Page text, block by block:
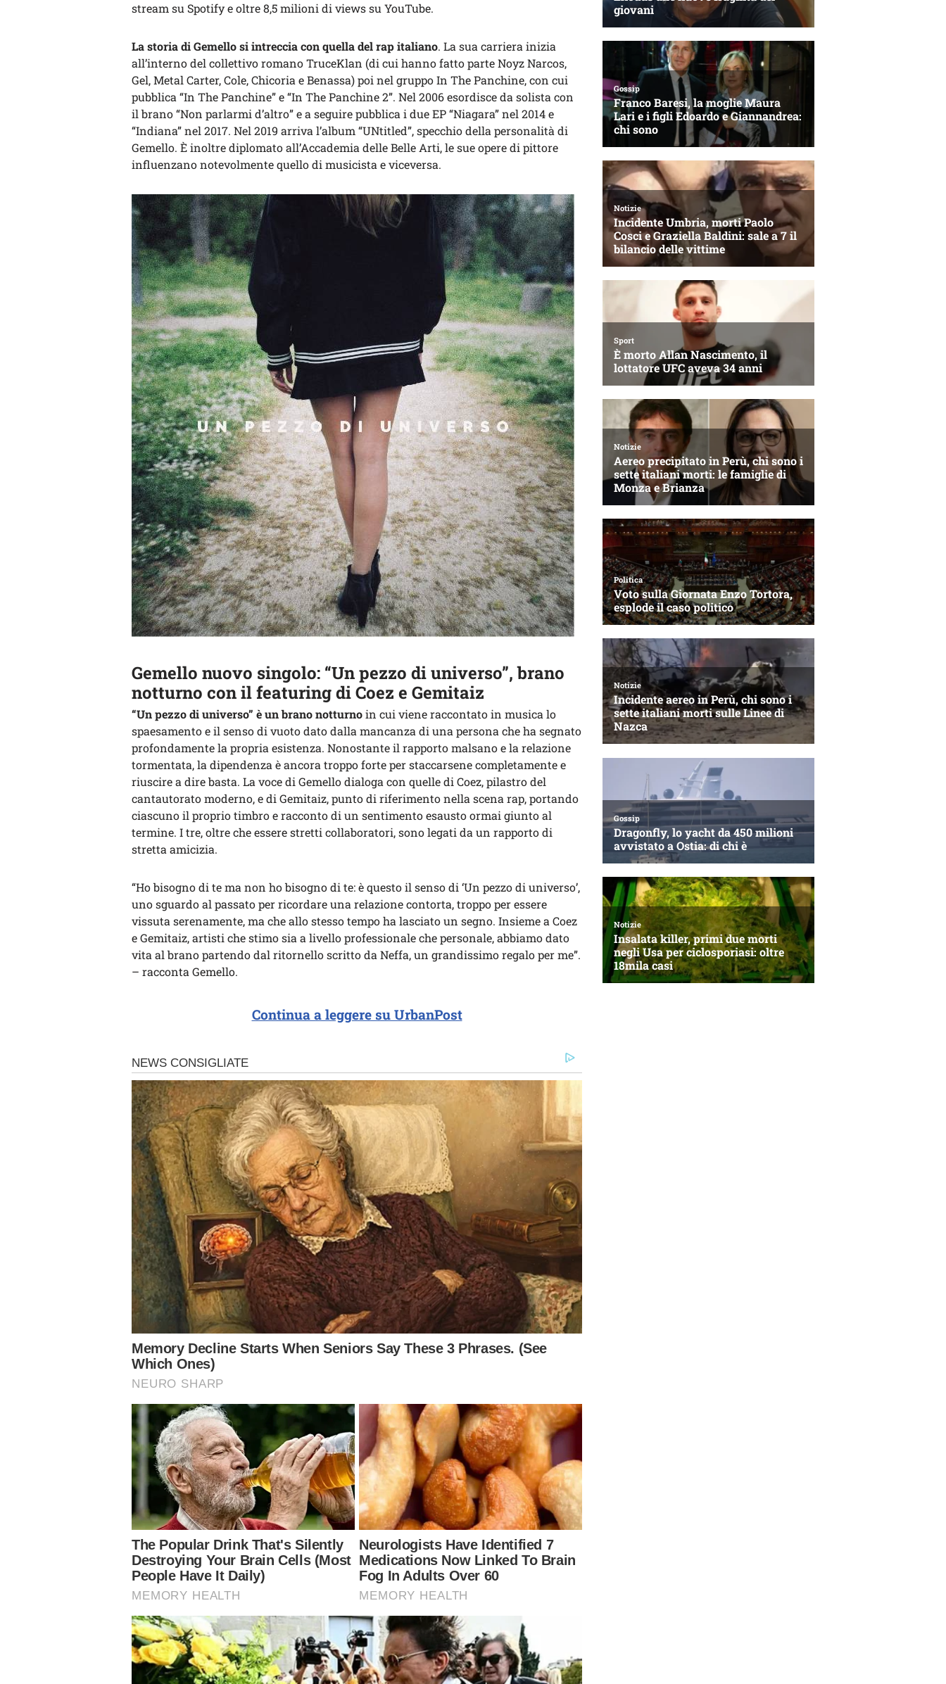
stream su Spotify e oltre 8,5 milioni di views su YouTube.
La storia di Gemello si intreccia con quella del rap italiano. La sua carriera inizia
all’interno del collettivo romano TruceKlan (di cui hanno fatto parte Noyz Narcos,
Gel, Metal Carter, Cole, Chicoria e Benassa) poi nel gruppo In The Panchine, con cui
pubblica “In The Panchine” e “In The Panchine 2”. Nel 2006 esordisce da solista con
il brano “Non parlarmi d’altro” e a seguire pubblica i due EP “Niagara” nel 2014 e
“Indiana” nel 2017. Nel 2019 arriva l’album “UNtitled”, specchio della personalità di
Gemello. È inoltre diplomato all’Accademia delle Belle Arti, le sue opere di pittore
influenzano notevolmente quello di musicista e viceversa.
Gemello nuovo singolo: “Un pezzo di universo”, brano
notturno con il featuring di Coez e Gemitaiz
“Un pezzo di universo” è un brano notturnoin cui viene raccontato in musica lo
spaesamento e il senso di vuoto dato dalla mancanza di una persona che ha segnato
profondamente la propria esistenza. Nonostante il rapporto malsano e la relazione
tormentata, la dipendenza è ancora troppo forte per staccarsene completamente e
riuscire a dire basta. La voce di Gemello dialoga con quelle di Coez, pilastro del
cantautorato moderno, e di Gemitaiz, punto di riferimento nella scena rap, portando
ciascuno il proprio timbro e racconto di un sentimento esausto ormai giunto al
termine. I tre, oltre che essere stretti collaboratori, sono legati da un rapporto di
stretta amicizia.
“Ho bisogno di te ma non ho bisogno di te: è questo il senso di ‘Un pezzo di universo’,
uno sguardo al passato per ricordare una relazione contorta, troppo per essere
vissuta serenamente, ma che allo stesso tempo ha lasciato un segno. Insieme a Coez
e Gemitaiz, artisti che stimo sia a livello professionale che personale, abbiamo dato
vita al brano partendo dal ritornello scritto da Neffa, un grandissimo regalo per me”.
– racconta Gemello.
Continua a leggere su UrbanPost